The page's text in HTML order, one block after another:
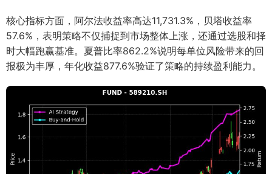
核心指标方面，阿尔法收益率高达11,731.3%，贝塔收益率
57.6%，表明策略不仅捕捉到市场整体上涨，还通过选股和择
时大幅跑赢基准。夏普比率862.2%说明每单位风险带来的回
报极为丰厚，年化收益877.6%验证了策略的持续盈利能力。